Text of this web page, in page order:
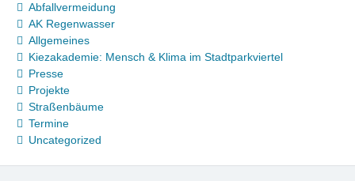
Abfallvermeidung
AK Regenwasser
Allgemeines
Kiezakademie: Mensch & Klima im Stadtparkviertel
Presse
Projekte
Straßenbäume
Termine
Uncategorized